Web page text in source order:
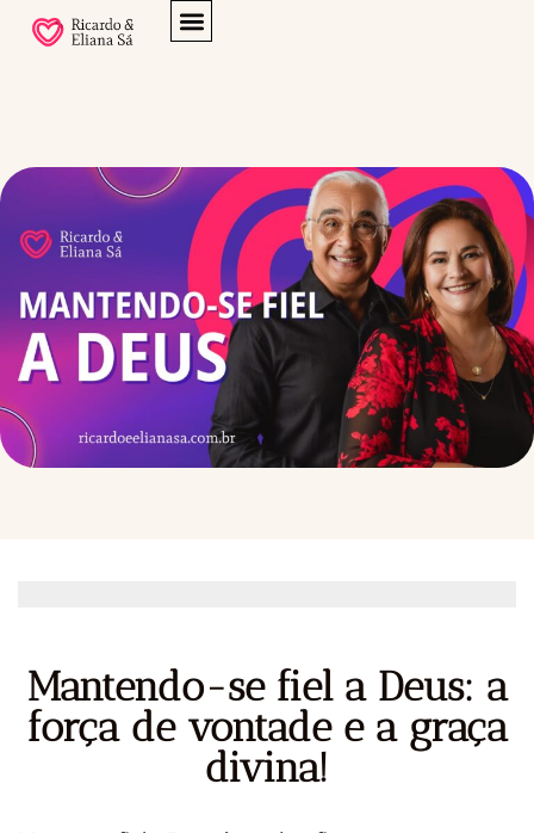
Mantendo-se fiel a Deus: a
força de vontade e a graça
divina!